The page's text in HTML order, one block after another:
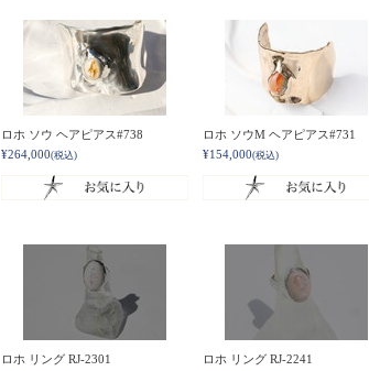
ロホ ソウ ヘアピアス#738
¥264,000(税込)
ロホ ソウM ヘアピアス#731
¥154,000(税込)
ロホ リング RJ-2301
ロホ リング RJ-2241